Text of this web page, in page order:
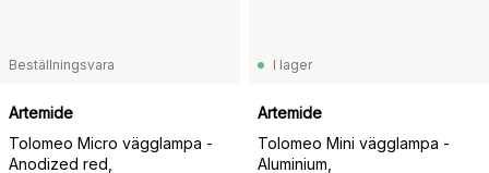
Beställningsvara
Artemide
Tolomeo Micro vägglampa -
Anodized red,
I lager
Artemide
Tolomeo Mini vägglampa -
Aluminium,